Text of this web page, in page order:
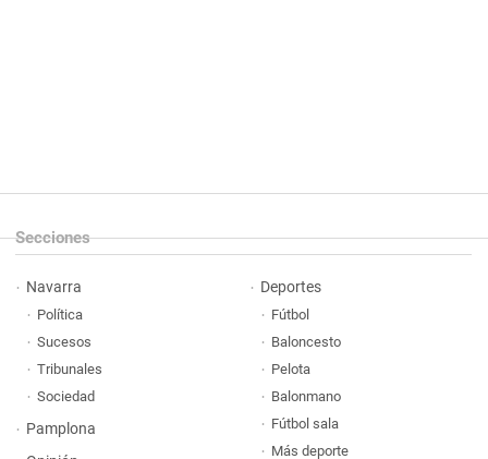
Secciones
Navarra
Política
Sucesos
Tribunales
Sociedad
Pamplona
Deportes
Fútbol
Baloncesto
Pelota
Balonmano
Fútbol sala
Más deporte